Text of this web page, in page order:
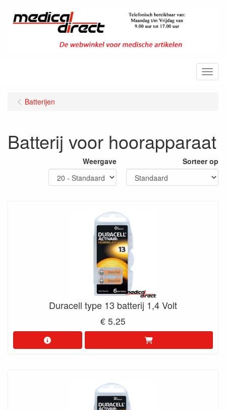
Menu
Batterijen
Batterij voor hoorapparaat
Weergave Sorteer op
Duracell type 13 batterij 1,4 Volt
€ 5.25